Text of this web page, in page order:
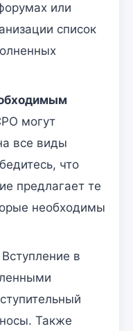
или
список
могут
все виды
что
предлагает те
необходимы
Вступление в
Также